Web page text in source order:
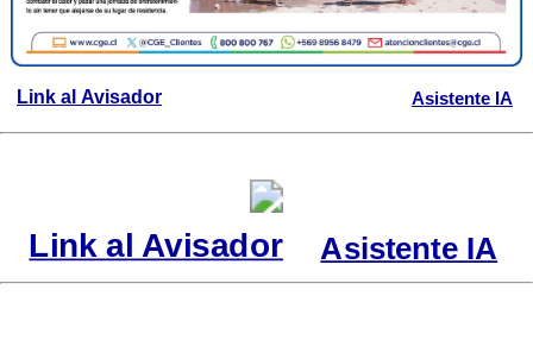
Link al Avisador Asistente IA
Link al Avisador Asistente IA